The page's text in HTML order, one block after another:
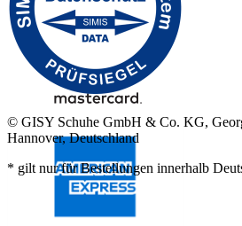
© GISY Schuhe GmbH & Co. KG,
Hannover, Deutschland
* gilt nur für Bestellungen innerhalb